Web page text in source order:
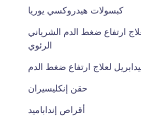
كبسولات هيدروكسي يوريا
ارتفاع ضغط الدم الشرياني
الرئوي
لعلاج ارتفاع ضغط الدم
حقن إنكليسيران
أقراص إنداباميد